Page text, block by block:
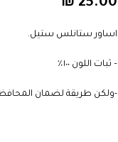
₪ 25.00
اساور ستانلس ستيل.
– ثبات اللون ١٠٠٪؜
-ولكن طريقة لضمان